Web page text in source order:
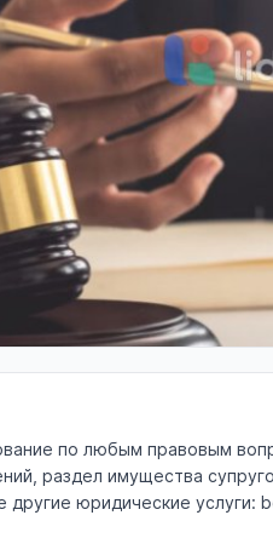
по любым правовым
раздел имущества
другие юридические услуги: